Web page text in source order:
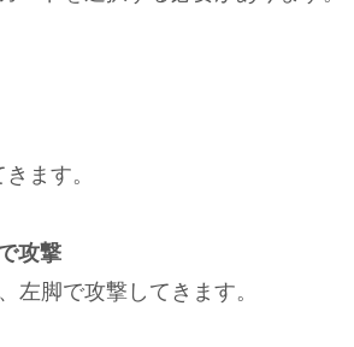
ます。
攻撃
左脚で攻撃してきます。